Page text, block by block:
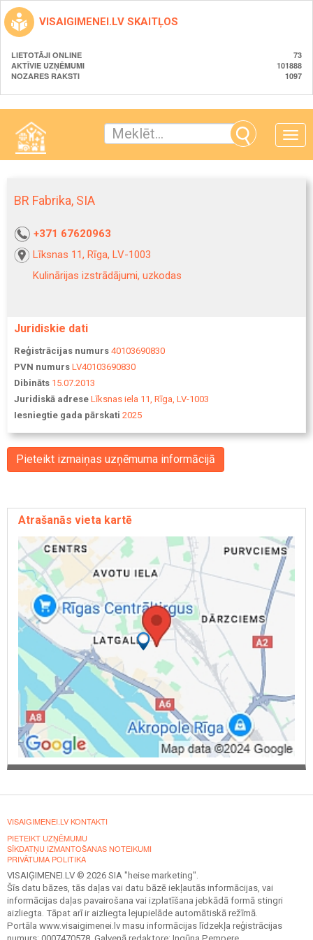
VISAIGIMENEI.LV SKAITĻOS
LIETOTĀJI ONLINE
73
AKTĪVIE UZŅĒMUMI
101888
NOZARES RAKSTI
1097
Toggle
BR Fabrika, SIA
+371 67620963
Līksnas 11, Rīga, LV-1003
Kulinārijas izstrādājumi, uzkodas
Juridiskie dati
Reģistrācijas numurs 40103690830
PVN numurs LV40103690830
Dibināts 15.07.2013
Juridiskā adrese Līksnas iela 11, Rīga, LV-1003
Iesniegtie gada pārskati 2025
Pieteikt izmaiņas uzņēmuma informācijā
Atrašanās vieta kartē
VISAIGIMENEI.LV KONTAKTI
PIETEIKT UZŅĒMUMU
SĪKDATŅU IZMANTOŠANAS NOTEIKUMI
PRIVĀTUMA POLITIKA
VISAIĢIMENEI.LV © 2026 SIA "heise marketing".
Šīs datu bāzes, tās daļas vai datu bāzē iekļautās informācijas, vai
informācijas daļas pavairošana vai izplatīšana jebkādā formā stingri
aizliegta. Tāpat arī ir aizliegta lejupielāde automātiskā režīmā.
Portāla www.visaigimenei.lv masu informācijas līdzekļa reģistrācijas